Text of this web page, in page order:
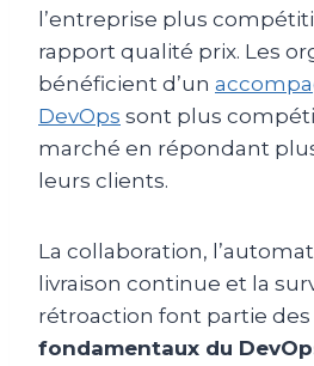
l’entreprise plus
rapport qualité prix. Les
bénéficient d’un
DevOps sont plus
marché en répondant
leurs clients.
La collaboration,
livraison continue et la
rétroaction font partie des
fondamentaux du